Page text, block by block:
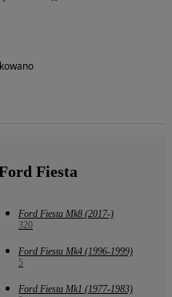
Fiesta
Ford Fiesta Mk8 (2017-)
320
Ford Fiesta Mk4 (1996-1999)
5
Ford Fiesta Mk1 (1977-1983)